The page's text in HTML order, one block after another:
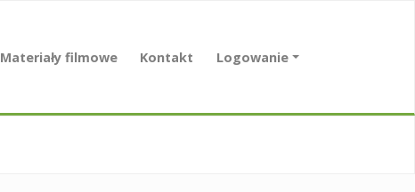
Materiały filmowe Kontakt Logowanie